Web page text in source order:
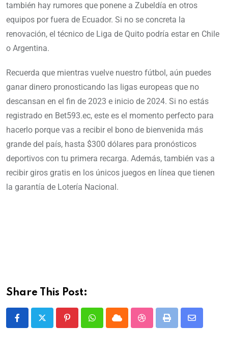
también hay rumores que ponene a Zubeldía en otros
equipos por fuera de Ecuador. Si no se concreta la
renovación, el técnico de Liga de Quito podría estar en Chile
o Argentina.
Recuerda que mientras vuelve nuestro fútbol, aún puedes
ganar dinero pronosticando las ligas europeas que no
descansan en el fin de 2023 e inicio de 2024. Si no estás
registrado en Bet593.ec, este es el momento perfecto para
hacerlo porque vas a recibir el bono de bienvenida más
grande del país, hasta $300 dólares para pronósticos
deportivos con tu primera recarga. Además, también vas a
recibir giros gratis en los únicos juegos en línea que tienen
la garantía de Lotería Nacional.
Share This Post: